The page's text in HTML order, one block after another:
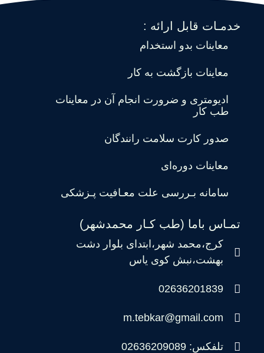
خدمـات قابل ارائه :
معاینات بدو استخدام
معاینات بازگشت به کار
ادیومتری و ضرورت انجام آن در معاینات
طب کار
صدور کارت سلامت رانندگان
معاینات دوره‌ای
سامانه بـررسی علت معـافیت پـزشکی
تمـاس باما (طب کـار محمدشهر)
کرج،محمد شهر،ابتدای بلوار دشت
بهشت،نبش کوی یاس
02636201839
m.tebkar@gmail.com
تلفکس: 02636209089